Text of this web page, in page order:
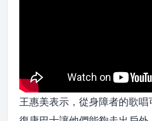
王惠美表示，從身障者的歌